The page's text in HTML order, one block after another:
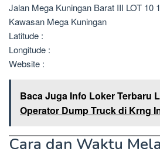
Jalan Mega Kuningan Barat III LOT 10
Kawasan Mega Kuningan
Latitude :
Longitude :
Website :
Baca Juga Info Loker Terbaru
Operator Dump Truck di Krng
Cara dan Waktu